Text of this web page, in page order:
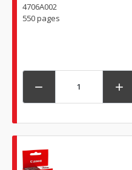
4706A002
550 pages
 